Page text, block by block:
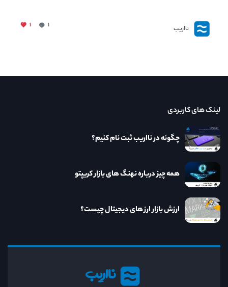
نااریب ۱ ۱
نااریب
لینک های کاربردی
چگونه در نااریب ثبت نام کنیم؟
همه چیز درباره نهنگ های بازار کریپتو
ارزش بازار ارز های دیجیتال چیست؟